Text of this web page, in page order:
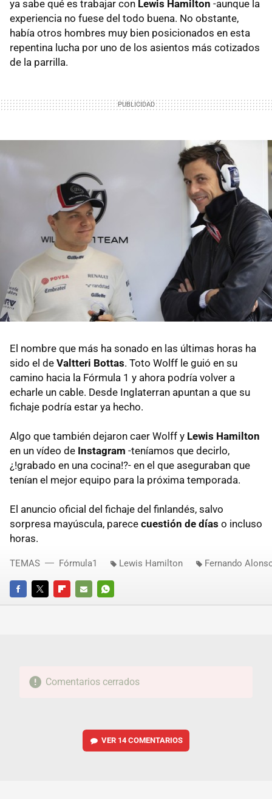
ya sabe qué es trabajar con Lewis Hamilton -aunque la
experiencia no fuese del todo buena. No obstante,
había otros hombres muy bien posicionados en esta
repentina lucha por uno de los asientos más cotizados
de la parrilla.
El nombre que más ha sonado en las últimas horas ha
sido el de Valtteri Bottas. Toto Wolff le guió en su
camino hacia la Fórmula 1 y ahora podría volver a
echarle un cable. Desde Inglaterran apuntan a que su
fichaje podría estar ya hecho.
Algo que también dejaron caer Wolff y Lewis Hamilton
en un vídeo de Instagram -teníamos que decirlo,
¿!grabado en una cocina!?- en el que aseguraban que
tenían el mejor equipo para la próxima temporada.
El anuncio oficial del fichaje del finlandés, salvo
sorpresa mayúscula, parece cuestión de días o incluso
horas.
FACEBOOKTWITTERFLIPBOARD
E-
WHATSAPP
TEMAS Fórmula1 Lewis Hamilton Fernando
Comentarios cerrados
VER 14 COMENTARIOS